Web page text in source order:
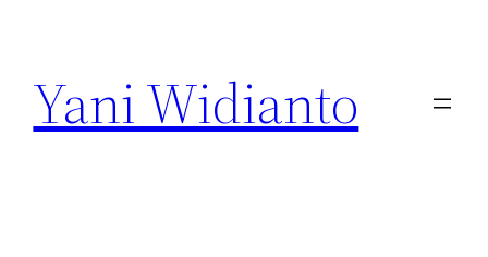
konten
Yani Widianto